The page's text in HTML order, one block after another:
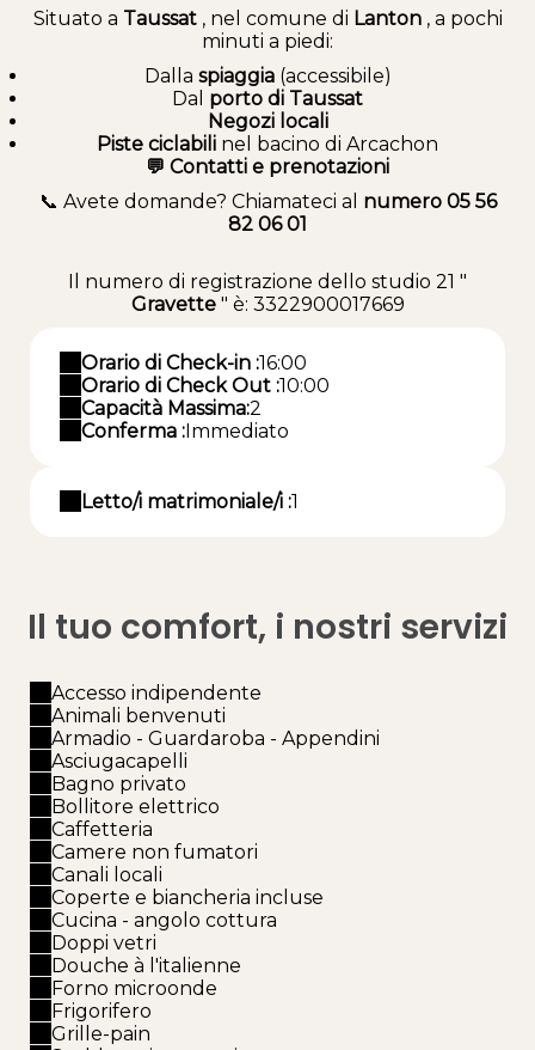
Situato a Taussat, nel comune di Lanton, a pochi
minuti a piedi:
Dalla spiaggia(accessibile)
Dal porto di Taussat
Negozi locali
Piste ciclabili nel bacino di Arcachon
💬 Contatti e prenotazioni
📞 Avete domande? Chiamateci al numero 05 56
82 06 01
Il numero di registrazione dello studio 21 "
Gravette" è: 3322900017669
Orario di Check-in :16:00
Orario di Check Out :10:00
Capacità Massima:2
Conferma :Immediato
Letto/i matrimoniale/i :1
Il tuo comfort, i nostri servizi
Accesso indipendente
Animali benvenuti
Armadio - Guardaroba - Appendini
Asciugacapelli
Bagno privato
Bollitore elettrico
Caffetteria
Camere non fumatori
Canali locali
Coperte e biancheria incluse
Cucina - angolo cottura
Doppi vetri
Douche à l'italienne
Forno microonde
Frigorifero
Grille-pain